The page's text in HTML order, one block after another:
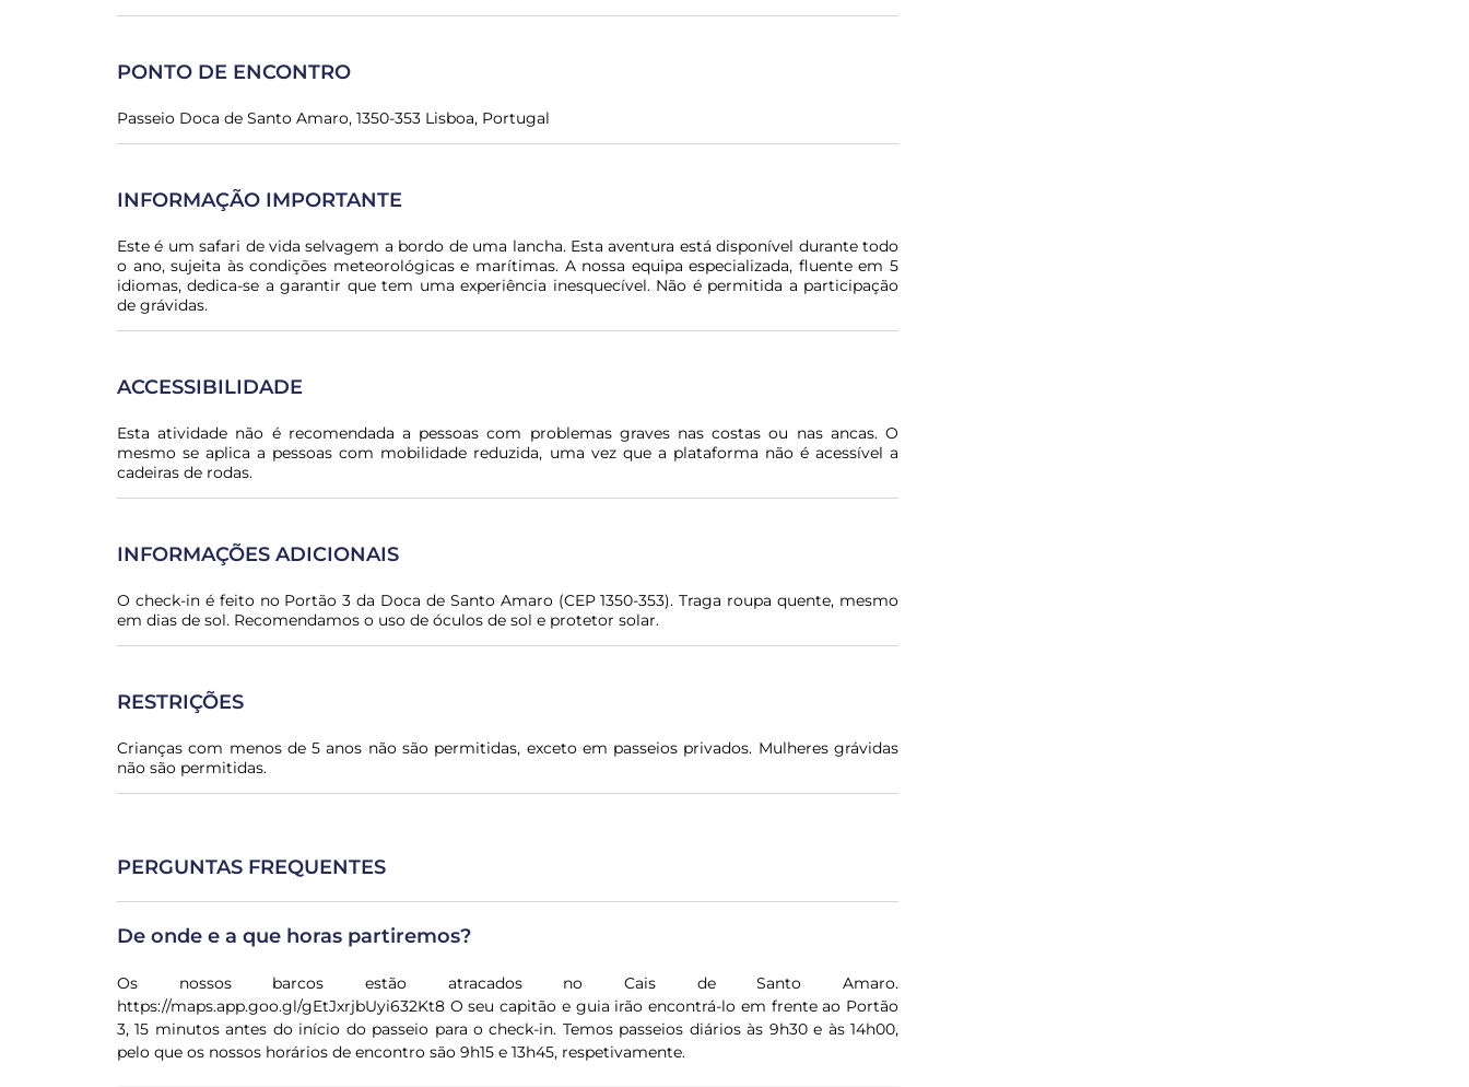
PONTO DE ENCONTRO
Passeio Doca de Santo Amaro, 1350-353 Lisboa, Portugal
INFORMAÇÃO IMPORTANTE
Este é um safari de vida selvagem a bordo de uma lancha. Esta aventura está disponível durante todo
o ano, sujeita às condições meteorológicas e marítimas. A nossa equipa especializada, fluente em 5
idiomas, dedica-se a garantir que tem uma experiência inesquecível. Não é permitida a participação
de grávidas.
ACCESSIBILIDADE
Esta atividade não é recomendada a pessoas com problemas graves nas costas ou nas ancas. O
mesmo se aplica a pessoas com mobilidade reduzida, uma vez que a plataforma não é acessível a
cadeiras de rodas.
INFORMAÇÕES ADICIONAIS
O check-in é feito no Portão 3 da Doca de Santo Amaro (CEP 1350-353). Traga roupa quente, mesmo
em dias de sol. Recomendamos o uso de óculos de sol e protetor solar.
RESTRIÇÕES
Crianças com menos de 5 anos não são permitidas, exceto em passeios privados. Mulheres grávidas
não são permitidas.
PERGUNTAS FREQUENTES
De onde e a que horas partiremos?
Os nossos barcos estão atracados no Cais de Santo Amaro.
https://maps.app.goo.gl/gEtJxrjbUyi632Kt8 O seu capitão e guia irão encontrá-lo em frente ao Portão
3, 15 minutos antes do início do passeio para o check-in. Temos passeios diários às 9h30 e às 14h00,
pelo que os nossos horários de encontro são 9h15 e 13h45, respetivamente.